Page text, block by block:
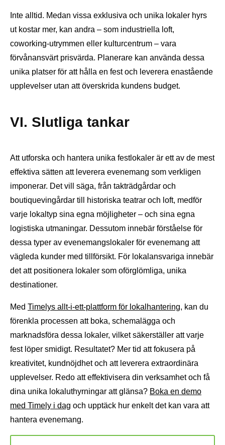
Inte alltid. Medan vissa exklusiva och unika lokaler hyrs
ut kostar mer, kan andra – som industriella loft,
coworking-utrymmen eller kulturcentrum – vara
förvånansvärt prisvärda. Planerare kan använda dessa
unika platser för att hålla en fest och leverera enastående
upplevelser utan att överskrida kundens budget.
VI. Slutliga tankar
Att utforska och hantera unika festlokaler är ett av de mest
effektiva sätten att leverera evenemang som verkligen
imponerar. Det vill säga, från takträdgårdar och
boutiquevingårdar till historiska teatrar och loft, medför
varje lokaltyp sina egna möjligheter – och sina egna
logistiska utmaningar. Dessutom innebär förståelse för
dessa typer av evenemangslokaler för evenemang att
vägleda kunder med tillförsikt. För lokalansvariga innebär
det att positionera lokaler som oförglömliga, unika
destinationer.
Med Timelys allt-i-ett-plattform för lokalhantering, kan du
förenkla processen att boka, schemalägga och
marknadsföra dessa lokaler, vilket säkerställer att varje
fest löper smidigt. Resultatet? Mer tid att fokusera på
kreativitet, kundnöjdhet och att leverera extraordinära
upplevelser. Redo att effektivisera din verksamhet och få
dina unika lokaluthyrningar att glänsa? Boka en demo
med Timely i dag och upptäck hur enkelt det kan vara att
hantera evenemang.